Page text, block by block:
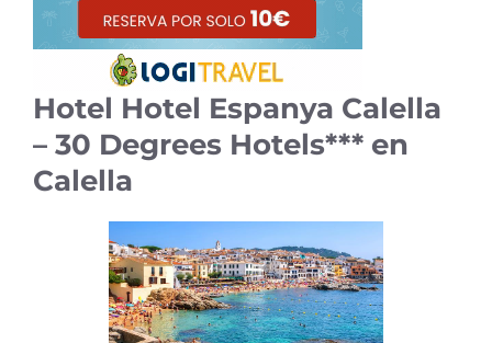
Hotel Hotel Espanya Calella
– 30 Degrees Hotels*** en
Calella